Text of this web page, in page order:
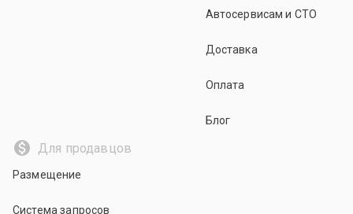
Автосервисам и СТО
Доставка
Оплата
Блог
Для продавцов
Размещение
Система запросов